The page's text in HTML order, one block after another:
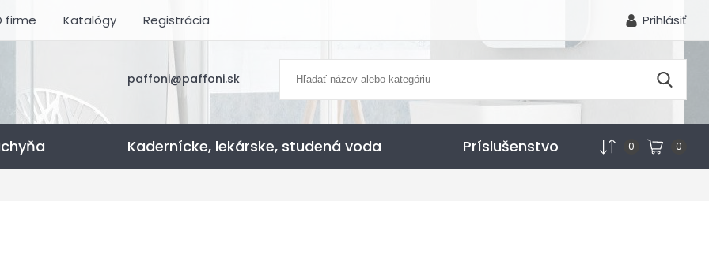
firme Katalógy Registrácia Prihlásiť
paffoni@paffoni.sk
Kadernícke, lekárske, studená voda Príslušenstvo 0 0